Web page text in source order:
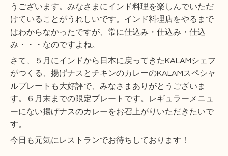
うございます。みなさまにインド料理を楽しんでいただ
けていることがうれしいです。インド料理店をやるまで
はわからなかったですが、常に仕込み・仕込み・仕込
み・・・なのですよね。
さて、５月にインドから日本に戻ってきたKALAMシェフ
がつくる、揚げナスとチキンのカレーのKALAMスペシャ
ルプレートも大好評で、みなさまありがとうございま
す。６月末までの限定プレートです。レギュラーメニュ
ーにない揚げナスのカレーをお召上がりいただきたいで
す。
今日も元気にレストランでお待ちしております！